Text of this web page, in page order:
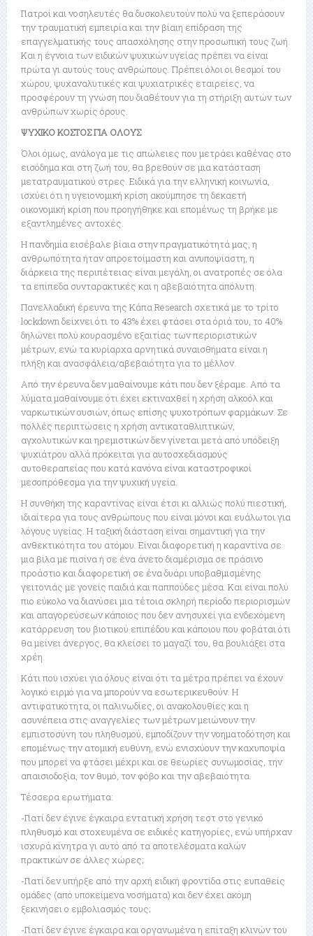
Γιατροί και νοσηλευτές θα δυσκολευτούν πολύ να ξεπεράσουν
την τραυματική εμπειρία και την βίαιη επίδραση της
επαγγελματικής τους απασχόλησης στην προσωπική τους ζωή.
Και η έγνοια των ειδικών ψυχικών υγείας πρέπει να είναι
πρώτα γι αυτούς τους ανθρώπους. Πρέπει όλοι οι θεσμοί του
χώρου, ψυχαναλυτικές και ψυχιατρικές εταιρείες, να
προσφέρουν τη γνώση που διαθέτουν για τη στήριξη αυτών των
ανθρώπων χωρίς όρους.
ΨΥΧΙΚΟ ΚΟΣΤΟΣ ΓΙΑ ΟΛΟΥΣ
Όλοι όμως, ανάλογα με τις απώλειες που μετράει καθένας στο
εισόδημα και στη ζωή του, θα βρεθούν σε μια κατάσταση
μετατραυματικού στρες. Ειδικά για την ελληνική κοινωνία,
ισχύει ότι η υγειονομική κρίση ακούμπησε τη δεκαετή
οικονομική κρίση που προηγήθηκε και επομένως τη βρήκε με
εξαντλημένες αντοχές.
Η πανδημία εισέβαλε βίαια στην πραγματικότητά μας, η
ανθρωπότητα ήταν απροετοίμαστη και ανυποψίαστη, η
διάρκεια της περιπέτειας είναι μεγάλη, οι ανατροπές σε όλα
τα επίπεδα συνταρακτικές και η αβεβαιότητα απόλυτη.
Πανελλαδική έρευνα της Kάπα Research σχετικά με το τρίτο
lockdown δείχνει ότι το 43% έχει φτάσει στα όριά του, το 40%
δηλώνει πολύ κουρασμένο εξαιτίας των περιοριστικών
μέτρων, ενώ τα κυρίαρχα αρνητικά συναισθήματα είναι η
πλήξη και ανασφάλεια/αβεβαιότητα για το μέλλον.
Από την έρευνα δεν μαθαίνουμε κάτι που δεν ξέραμε. Από τα
λύματα μαθαίνουμε ότι έχει εκτιναχθεί η χρήση αλκοόλ και
ναρκωτικών ουσιών, όπως επίσης ψυχοτρόπων φαρμάκων. Σε
πολλές περιπτώσεις η χρήση αντικαταθλιπτικών,
αγχολυτικών και ηρεμιστικών δεν γίνεται μετά από υπόδειξη
ψυχιάτρου αλλά πρόκειται για αυτοσχεδιασμούς
αυτοθεραπείας που κατά κανόνα είναι καταστροφικοί
μεσοπρόθεσμα για την ψυχική υγεία.
Η συνθήκη της καραντίνας είναι έτσι κι αλλιώς πολύ πιεστική,
ιδιαίτερα για τους ανθρώπους που είναι μόνοι και ευάλωτοι για
λόγους υγείας. Η ταξική διάσταση είναι σημαντική για την
ανθεκτικότητα του ατόμου. Είναι διαφορετική η καραντίνα σε
μια βίλα με πισίνα ή σε ένα άνετο διαμέρισμα σε πράσινο
προάστιο και διαφορετική σε ένα δυάρι υποβαθμισμένης
γειτονιάς με γονείς παιδιά και παππούδες μέσα. Και είναι πολύ
πιο εύκολο να διανύσει μια τέτοια σκληρή περίοδο περιορισμών
και απαγορεύσεων κάποιος που δεν ανησυχεί για ενδεχόμενη
κατάρρευση του βιοτικού επιπέδου και κάποιου που φοβάται ότι
θα μείνει άνεργος, θα κλείσει το μαγαζί του, θα βουλιάξει στα
χρέη.
Κάτι που ισχύει για όλους είναι ότι τα μέτρα πρέπει να έχουν
λογικό ειρμό για να μπορούν να εσωτερικευθούν. Η
αντιφατικότητα, οι παλινωδίες, οι ανακολουθίες και η
ασυνέπεια στις αναγγελίες των μέτρων μειώνουν την
εμπιστοσύνη του πληθυσμού, εμποδίζουν την νοηματοδότηση και
επομένως την ατομική ευθύνη, ενώ ενισχύουν την καχυποψία
που μπορεί να φτάσει μέχρι και σε θεωρίες συνωμοσίας, την
απαισιοδοξία, τον θυμό, τον φόβο και την αβεβαιότητα.
Τέσσερα ερωτήματα:
-Γιατί δεν έγινε έγκαιρα εντατική χρήση τεστ στο γενικό
πληθυσμό και στοχευμένα σε ειδικές κατηγορίες, ενώ υπήρχαν
ισχυρά κίνητρα γι αυτό από τα αποτελέσματα καλών
πρακτικών σε άλλες χώρες;
-Γιατί δεν υπήρξε από την αρχή ειδική φροντίδα στις ευπαθείς
ομάδες (από υποκείμενα νοσήματα) και δεν έχει ακόμη
ξεκινήσει ο εμβολιασμός τους;
-Γιατί δεν έγινε έγκαιρα και οργανωμένα η επίταξη κλινών του